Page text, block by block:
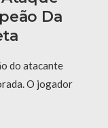
Da
do atacante
O jogador